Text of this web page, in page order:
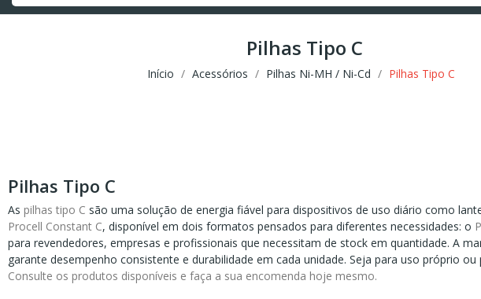
Pilhas Tipo C
Início Acessórios Pilhas Ni-MH / Ni-Cd Pilhas Tipo C
Pilhas Tipo C
As pilhas tipo C são uma solução de energia fiável para dispositivos de uso diário como
Procell Constant C, disponível em dois formatos pensados para diferentes necessidades: o
para revendedores, empresas e profissionais que necessitam de stock em quantidade. A
garante desempenho consistente e durabilidade em cada unidade. Seja para uso próprio
Consulte os produtos disponíveis e faça a sua encomenda hoje mesmo.